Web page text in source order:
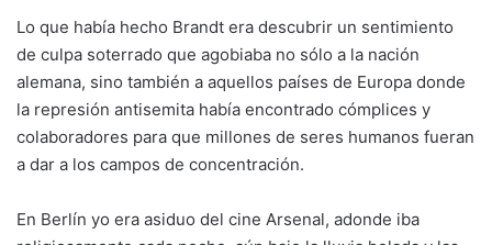
Lo que había hecho Brandt era descubrir un sentimiento
de culpa soterrado que agobiaba no sólo a la nación
alemana, sino también a aquellos países de Europa donde
la represión antisemita había encontrado cómplices y
colaboradores para que millones de seres humanos fueran
a dar a los campos de concentración.
En Berlín yo era asiduo del cine Arsenal, adonde iba